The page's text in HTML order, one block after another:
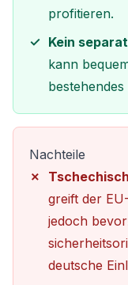
profitieren.
Kein
kann
Nachteile
greift der
jedoch
deutsche